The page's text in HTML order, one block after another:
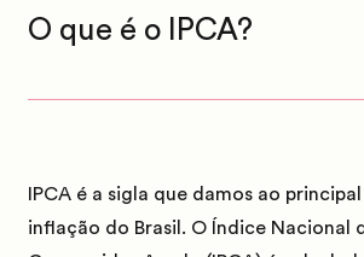
O que é o IPCA?
IPCA é a sigla que damos ao
inflação do Brasil. O Índice Nacional